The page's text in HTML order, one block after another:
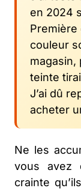
en 2024
Première
couleur
magasin,
teinte
J’ai dû
acheter
Ne les
vous avez
crainte